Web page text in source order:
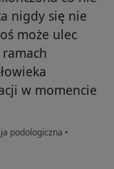
nigdy się nie
może ulec
w momencie
podologiczna •